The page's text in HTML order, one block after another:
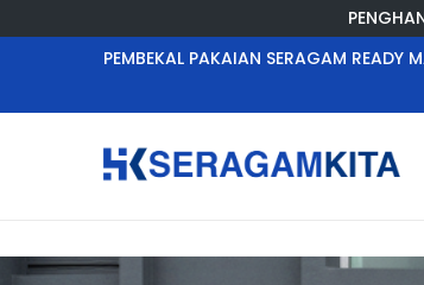
PENGHANTARAN
PEMBEKAL PAKAIAN SERAGAM READY